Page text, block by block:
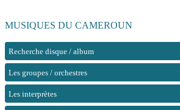
MUSIQUES DU CAMEROUN
Recherche disque / album
Les groupes / orchestres
Les interprètes